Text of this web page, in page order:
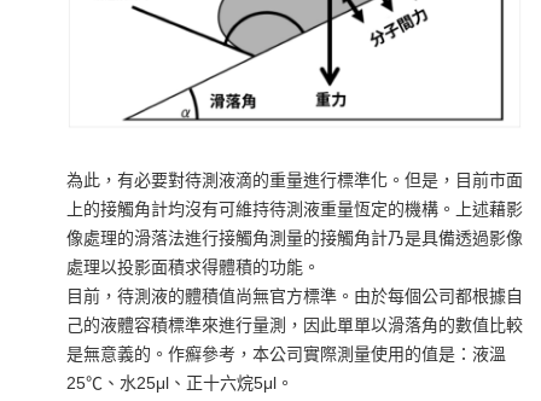
為此，有必要對待測液滴的重量進行標準化。但是，目前市面
上的接觸角計均沒有可維持待測液重量恆定的機構。上述藉影
像處理的滑落法進行接觸角測量的接觸角計乃是具備透過影像
處理以投影面積求得體積的功能。
目前，待測液的體積值尚無官方標準。由於每個公司都根據自
己的液體容積標準來進行量測，因此單單以滑落角的數值比較
是無意義的。作癬參考，本公司實際測量使用的值是：液溫
25℃、水25μl、正十六烷5μl。